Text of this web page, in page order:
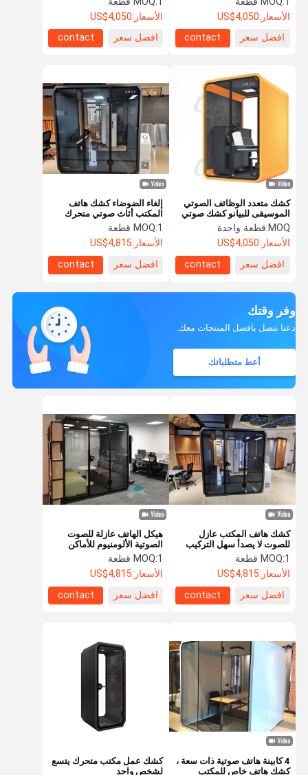
الأسعار:US$4,050
افضل سعر
contact
الأسعار:US$4,050
افضل سعر
contact
إلغاء الضوضاء كشك هاتف
المكتب أثاث صوتي متحرك
MOQ:1 قطعة
الأسعار:US$4,815
افضل سعر
contact
كشك متعدد الوظائف الصوتي
الموسيقى للبيانو كشك صوتي
مكتب كشك هاتف
MOQ: قطعة واحدة
الأسعار:US$4,050
افضل سعر
contact
وفر وقتك
دعنا نتصل بأفضل المنتجات معك.
أعط متطلباتك
كشك هاتف المكتب عازل
للصوت لا يصدأ سهل التركيب
MOQ:1 قطعة
الأسعار:US$4,815
افضل سعر
contact
هيكل الهاتف عازلة للصوت
الصوتية الألومنيوم للأماكن
العامة
MOQ:1 قطعة
الأسعار:US$4,815
افضل سعر
contact
4 كابينة هاتف صوتية ذات سعة ،
كشك هاتف خاص للمكتب
كشك عمل مكتب متحرك يتسع
لشخص واحد